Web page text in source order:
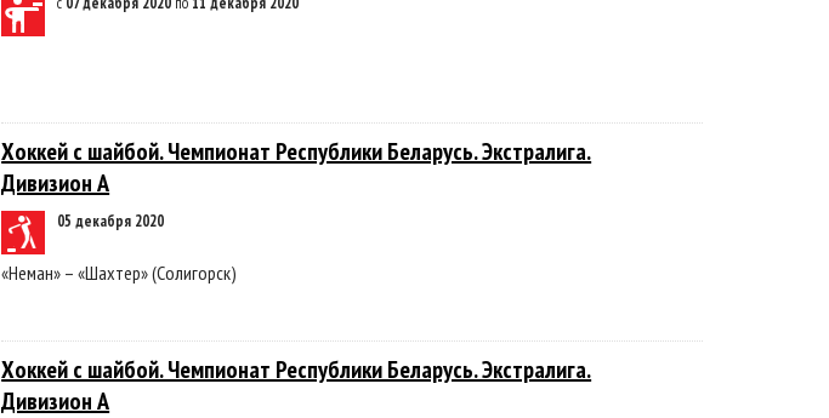
Хоккей с шайбой. Чемпионат Республики Беларусь. Экстралига.
Дивизион А
05 декабря 2020
«Неман» – «Шахтер» (Солигорск)
Хоккей с шайбой. Чемпионат Республики Беларусь. Экстралига.
Дивизион А